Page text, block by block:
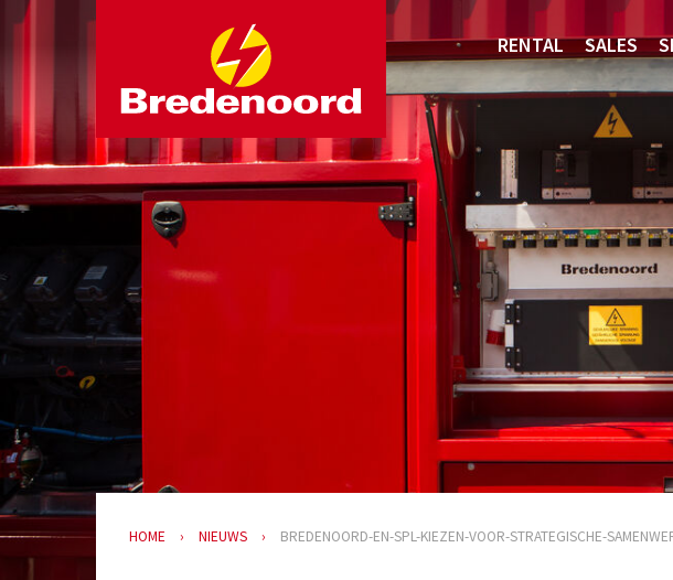
RENTAL SALES
HOME NIEUWS BREDENOORD-EN-SPL-KIEZEN-VOOR-STRATEGISCHE-